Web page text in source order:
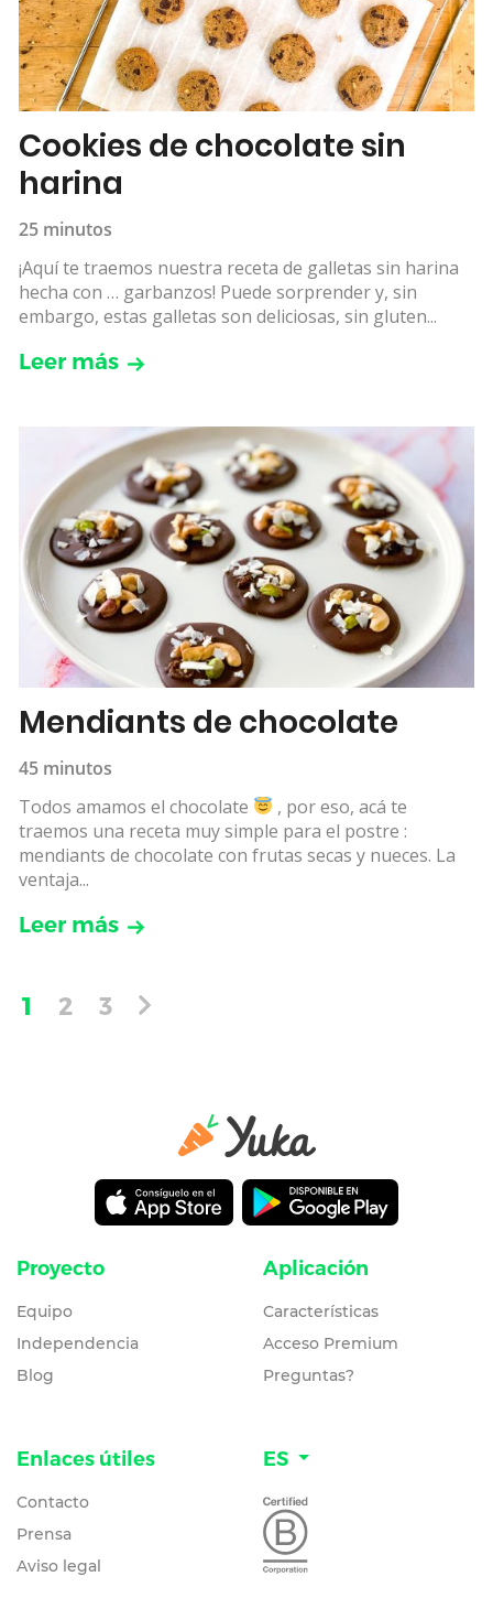
Cookies de chocolate sin
harina
25 minutos
¡Aquí te traemos nuestra receta de galletas sin harina
hecha con … garbanzos! Puede sorprender y, sin
embargo, estas galletas son deliciosas, sin gluten...
Leer más
Mendiants de chocolate
45 minutos
Todos amamos el chocolate
, por eso, acá te
traemos una receta muy simple para el postre :
mendiants de chocolate con frutas secas y nueces. La
ventaja...
Leer más
1 2 3
Proyecto
Equipo
Independencia
Blog
Aplicación
Características
Acceso Premium
Preguntas?
Enlaces útiles
Contacto
Prensa
Aviso legal
ES